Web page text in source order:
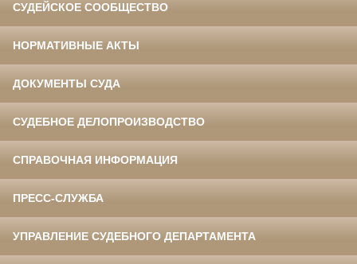
СУДЕЙСКОЕ СООБЩЕСТВО
НОРМАТИВНЫЕ АКТЫ
ДОКУМЕНТЫ СУДА
СУДЕБНОЕ ДЕЛОПРОИЗВОДСТВО
СПРАВОЧНАЯ ИНФОРМАЦИЯ
ПРЕСС-СЛУЖБА
УПРАВЛЕНИЕ СУДЕБНОГО ДЕПАРТАМЕНТА